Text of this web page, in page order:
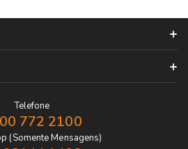
Telefone
772 2100
(Somente Mensagens)